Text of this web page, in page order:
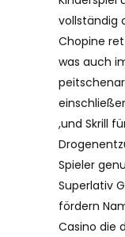
vollständig
Chopine
was auch
,und Skrill
Spieler
Superlativ
fördern
Casino die